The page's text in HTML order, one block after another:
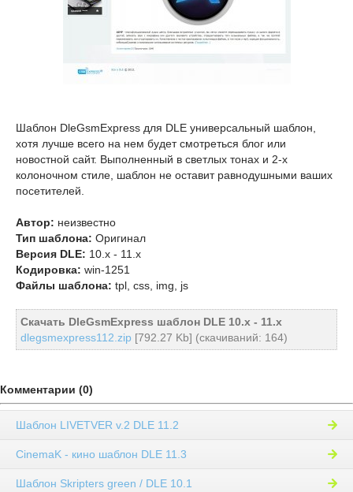
Шаблон DleGsmExpress для DLE универсальный шаблон,
хотя лучше всего на нем будет смотреться блог или
новостной сайт. Выполненный в светлых тонах и 2-х
колоночном стиле, шаблон не оставит равнодушными ваших
посетителей.
Автор: неизвестно
Тип шаблона: Оригинал
Версия DLE: 10.x - 11.x
Кодировка: win-1251
Файлы шаблона: tpl, css, img, js
Скачать DleGsmExpress шаблон DLE 10.x - 11.x
dlegsmexpress112.zip [792.27 Kb] (cкачиваний: 164)
Комментарии (0)
Шаблон LIVETVER v.2 DLE 11.2
CinemaK - кино шаблон DLE 11.3
Шаблон Skripters green / DLE 10.1